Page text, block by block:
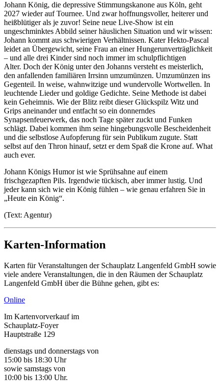
Johann König, die depressive Stimmungskanone aus Köln, geht
2027 wieder auf Tournee. Und zwar hoffnungsvoller, heiterer und
heißblütiger als je zuvor! Seine neue Live-Show ist ein
ungeschminktes Abbild seiner häuslichen Situation und wir wissen:
Johann kommt aus schwierigen Verhältnissen. Kater Hekto-Pascal
leidet an Übergewicht, seine Frau an einer Hungerunverträglichkeit
– und alle drei Kinder sind noch immer im schulpflichtigen
Alter. Doch der König unter den Johanns versteht es meisterlich,
den anfallenden familiären Irrsinn umzumünzen. Umzumünzen ins
Gegenteil. In weise, wahnwitzige und wundervolle Wortwellen. In
leuchtende Lieder und goldige Gedichte. Seine Methode ist dabei
kein Geheimnis. Wie der Blitz reibt dieser Glückspilz Witz und
Grips aneinander und entfacht so ein donnerndes
Synapsenfeuerwerk, das noch Tage später zuckt und Funken
schlägt. Dabei kommen ihm seine hingebungsvolle Bescheidenheit
und die selbstlose Aufopferung für sein Publikum zugute. Statt
selbst auf den Thron hinauf, setzt er dem Spaß die Krone auf. What
auch ever.
Johann Königs Humor ist wie Sprühsahne auf einem
frischgezapften Pils. Irgendwie tückisch, aber immer lustig. Und
jeder kann sich wie ein König fühlen – wie genau erfahren Sie in
„Heute ein König“.
(Text: Agentur)
Karten-Information
Karten für Veranstaltungen der Schauplatz Langenfeld GmbH sowie
viele andere Veranstaltungen, die in den Räumen der Schauplatz
Langenfeld GmbH über die Bühne gehen, gibt es:
Online
Im Kartenvorverkauf im
Schauplatz-Foyer
Hauptstraße 129
dienstags und donnerstags von
15:00 bis 18:30 Uhr
sowie samstags von
10:00 bis 13:00 Uhr.